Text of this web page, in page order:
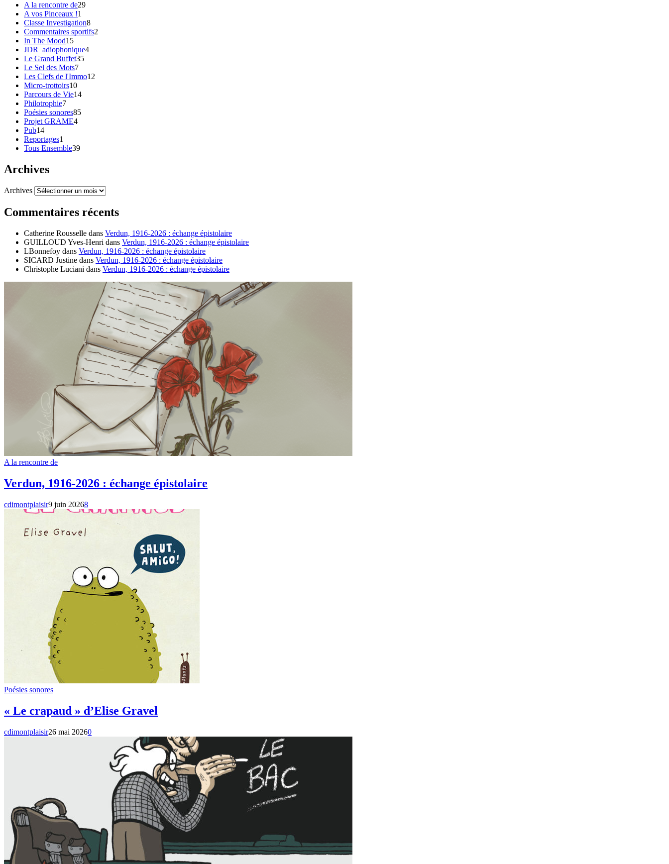
A la rencontre de29
A vos Pinceaux !1
Classe Investigation8
Commentaires sportifs2
In The Mood15
JDR_adiophonique4
Le Grand Buffet35
Le Sel des Mots7
Les Clefs de l'Immo12
Micro-trottoirs10
Parcours de Vie14
Philotrophie7
Poésies sonores85
Projet GRAME4
Pub14
Reportages1
Tous Ensemble39
Archives
Archives
Commentaires récents
Catherine Rousselle dans Verdun, 1916-2026 : échange épistolaire
GUILLOUD Yves-Henri dans Verdun, 1916-2026 : échange épistolaire
LBonnefoy dans Verdun, 1916-2026 : échange épistolaire
SICARD Justine dans Verdun, 1916-2026 : échange épistolaire
Christophe Luciani dans Verdun, 1916-2026 : échange épistolaire
A la rencontre de
Verdun, 1916-2026 : échange épistolaire
cdimontplaisir9 juin 20268
Poésies sonores
« Le crapaud » d’Elise Gravel
cdimontplaisir26 mai 20260